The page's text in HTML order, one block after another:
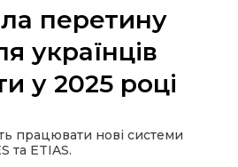
перетину
українців
у 2025 році
працювати нові системи
та ETIAS.